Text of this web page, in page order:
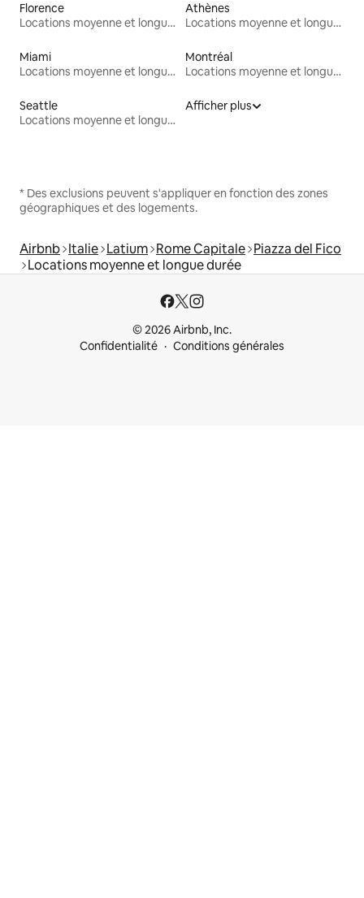
Florence
Locations moyenne et longue durée
Athènes
Locations moyenne et longue durée
Miami
Locations moyenne et longue durée
Montréal
Locations moyenne et longue durée
Seattle
Locations moyenne et longue durée
Afficher plus
* Des exclusions peuvent s'appliquer en fonction des zones
géographiques et des logements.
Airbnb Italie Latium Rome Capitale Piazza del Fico
Locations moyenne et longue durée
© 2026 Airbnb, Inc.
Confidentialité
Conditions générales